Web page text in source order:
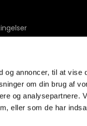
annoncer, til at vise
om din brug af
og analysepartnere.
eller som de har
billeder